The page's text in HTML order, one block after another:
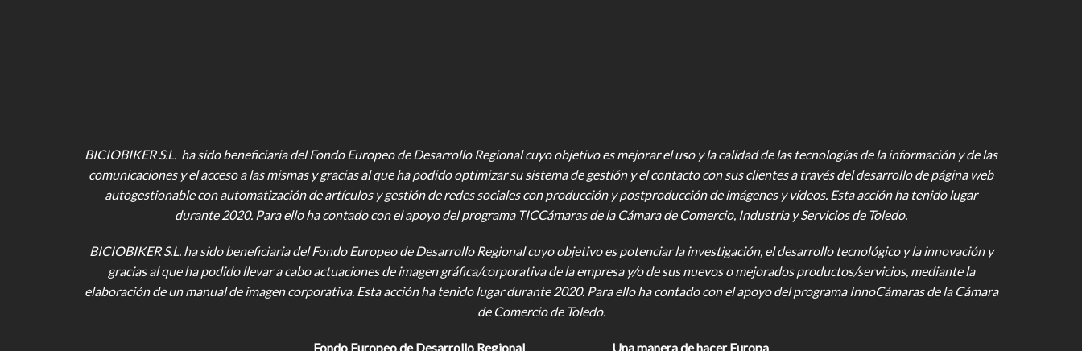
BICIOBIKER S.L. ha sido beneficiaria del Fondo Europeo de Desarrollo Regional cuyo objetivo es mejorar el uso y la calidad de las tecnologías de la información y de las
comunicaciones y el acceso a las mismas y gracias al que ha podido optimizar su sistema de gestión y el contacto con sus clientes a través del desarrollo de página web
autogestionable con automatización de artículos y gestión de redes sociales con producción y postproducción de imágenes y vídeos. Esta acción ha tenido lugar
durante 2020. Para ello ha contado con el apoyo del programa TICCámaras de la Cámara de Comercio, Industria y Servicios de Toledo.
BICIOBIKER S.L. ha sido beneficiaria del Fondo Europeo de Desarrollo Regional cuyo objetivo es potenciar la investigación, el desarrollo tecnológico y la innovación y
gracias al que ha podido llevar a cabo actuaciones de imagen gráfica/corporativa de la empresa y/o de sus nuevos o mejorados productos/servicios, mediante la
elaboración de un manual de imagen corporativa. Esta acción ha tenido lugar durante 2020. Para ello ha contado con el apoyo del programa InnoCámaras de la Cámara
de Comercio de Toledo.
Fondo Europeo de Desarrollo Regional Una manera de hacer Europa